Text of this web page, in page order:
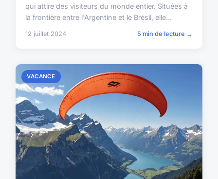
qui attire des visiteurs du monde entier. Situées à
la frontière entre l'Argentine et le Brésil, elle...
12 juillet 2024 5 min de lecture →
VACANCE